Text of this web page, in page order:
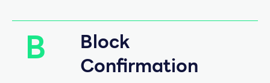
B
Block
Confirmation